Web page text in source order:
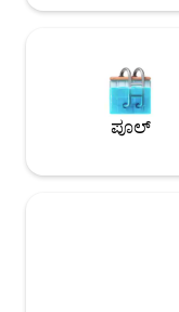
ಮೈಕ್ರೋವೇವ್, ಏರ್
Premium ಸೇರಿದಂತೆ).
ಅಂತರರಾಷ್ಟ್ರೀಯ
ಪೋರ್ಟ್‌ಗಳನ್ನು
ಇರಿಸಿಕೊಳ್ಳಲು
ಸ್ಥಳ: • ಮೆಟ್ರೋ
ಸಿಮಿಂಗ್ ರೆಡ್ ಮನೆ, ಬಾರ್
ರಂಜನೆಯ ಸೌಕರ್ಯ
ಎರಡನ್ನೂ ಒದಗಿಸುವ,
ಪ್ರದೇಶದ ಒಂದು ಕಿರು
ಪೂಲ್